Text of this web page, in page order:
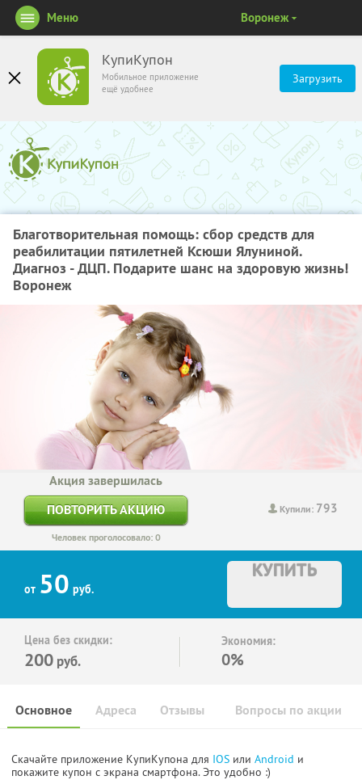
КупиКупон
Мобильное приложение
ещё удобнее
Загрузить
Меню Воронеж
Благотворительная помощь: сбор средств для
реабилитации пятилетней Ксюши Ялуниной.
Диагноз - ДЦП. Подарите шанс на здоровую жизнь!
Воронеж
Купили: 793
Акция завершилась
ПОВТОРИТЬ АКЦИЮ
Человек проголосовало: 0
от 50 руб.
КУПИТЬ
Цена без скидки:
200 руб.
Экономия:
0%
Основное Отзывы Вопросы по акции
Адреса
Скачайте приложение КупиКупона для IOS или Android и
покажите купон с экрана смартфона. Это удобно :)